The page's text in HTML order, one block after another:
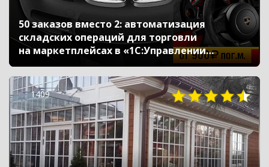
50 заказов вместо 2: автоматизация
складских операций для торговли
на маркетплейсах в «1С:Управлении
торговлей»
1409